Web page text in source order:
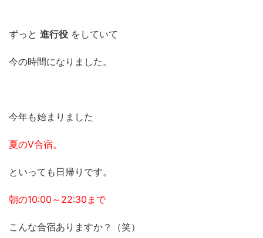
ずっと 進行役 をしていて
今の時間になりました。
今年も始まりました
夏のV合宿。
といっても日帰りです。
朝の10:00～22:30まで
こんな合宿ありますか？（笑）